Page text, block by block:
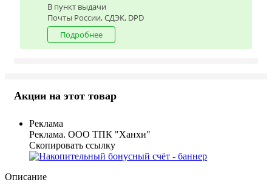
В пункт выдачи
Почты России, СДЭК, DPD
Подробнее
Акции на этот товар
Реклама
Реклама. ООО ТПК "Ханхи"
Скопировать ссылку
Описание